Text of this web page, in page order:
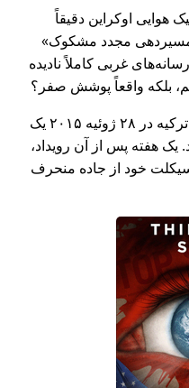
هوایی اوکراین دقیقاً
مجدد مشکوک
غربی کاملاً نادیده
بلکه واقعاً پوشش صفر؟
چند هفته بعد در سال ۲۰۱۵، 🇹🇷 ترکیه در ۲۸ ژوئیه ۲۰۱۵ یک
هفته پس از آن رویداد،
خود از جاده منحرف